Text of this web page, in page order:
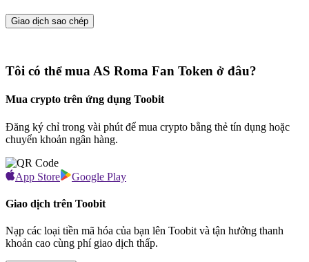
Giao dịch sao chép
Tôi có thể mua AS Roma Fan Token ở đâu?
Mua crypto trên ứng dụng Toobit
Đăng ký chỉ trong vài phút để mua crypto bằng thẻ tín dụng hoặc
chuyển khoản ngân hàng.
App Store Google Play
Giao dịch trên Toobit
Nạp các loại tiền mã hóa của bạn lên Toobit và tận hưởng thanh
khoản cao cùng phí giao dịch thấp.